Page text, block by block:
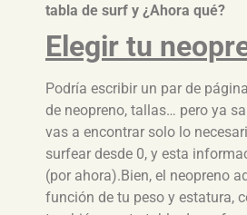
tabla de surf y ¿Ahora qué?
Elegir tu
Podría escribir un par de
de neopreno, tallas… pero ya
vas a encontrar solo lo
surfear desde 0, y esta
(por ahora).Bien, el neopreno
función de tu peso y estatura,